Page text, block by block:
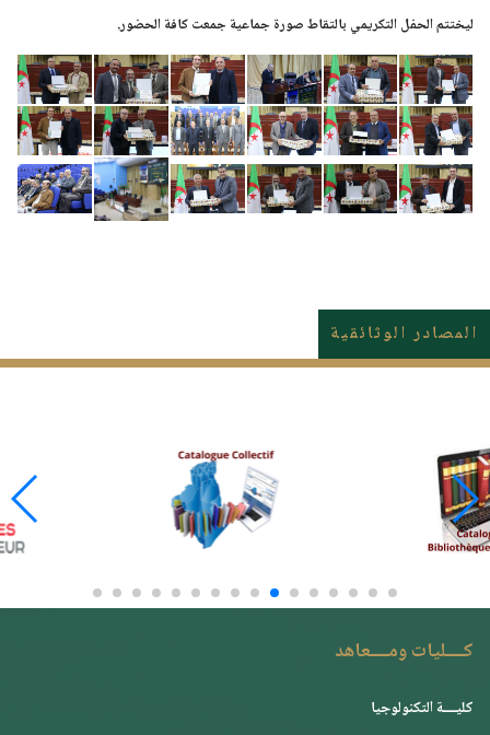
ليختتم الحفل التكريمي بالتقاط صورة جماعية جمعت كافة الحضور.
المصادر الوثائقية
كــــليات ومــــعاهد
كليــــة التكنولوجيا